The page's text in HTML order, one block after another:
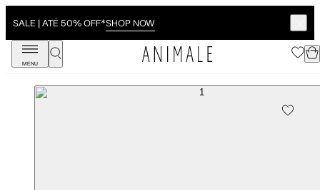
SALE | ATÉ 50% OFF*SHOP NOW
MENU